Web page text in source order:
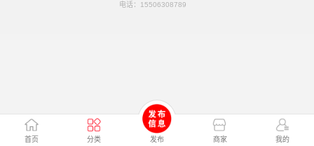
首页 分类 发布 商家 我的
电话： 15506308789